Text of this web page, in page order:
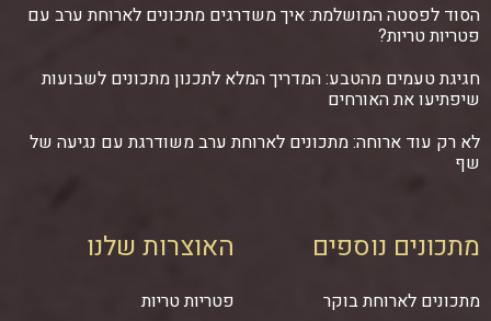
הסוד לפסטה המושלמת: איך משדרגים מתכונים לארוחת ערב עם
פטריות טריות?
חגיגת טעמים מהטבע: המדריך המלא לתכנון מתכונים לשבועות
שיפתיעו את האורחים
לא רק עוד ארוחה: מתכונים לארוחת ערב משודרגת עם נגיעה של
שף
מתכונים נוספים
מתכונים לארוחת בוקר
האוצרות שלנו
פטריות טריות